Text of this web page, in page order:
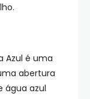
Azul é uma
abertura
água azul